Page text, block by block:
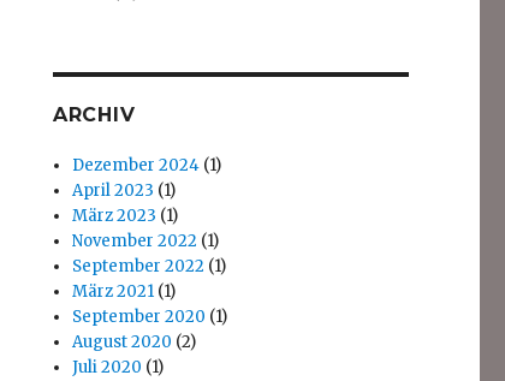
ARCHIV
Dezember 2024 (1)
April 2023 (1)
März 2023 (1)
November 2022 (1)
September 2022 (1)
März 2021 (1)
September 2020 (1)
August 2020 (2)
Juli 2020 (1)